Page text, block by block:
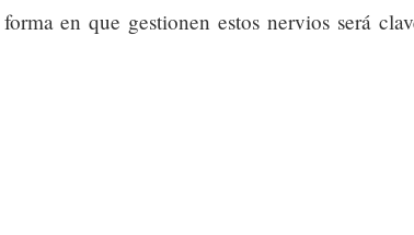
en que gestionen estos nervios será